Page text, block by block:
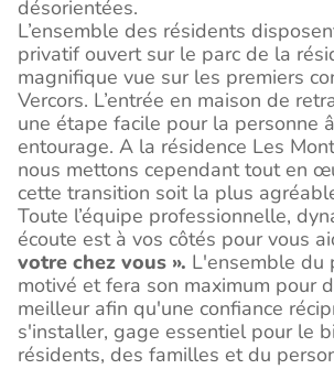
désorientées.
L’ensemble des résidents
privatif ouvert sur le parc de la
magnifique vue sur les premiers
Vercors. L’entrée en maison de
une étape facile pour la personne
entourage. A la résidence Les
nous mettons cependant tout en
cette transition soit la plus
Toute l’équipe professionnelle,
écoute est à vos côtés pour vous
votre chez vous ». L'ensemble du
motivé et fera son maximum pour
meilleur afin qu'une confiance
s'installer, gage essentiel pour le
résidents, des familles et du